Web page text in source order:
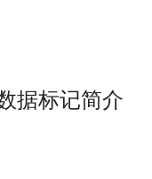
据标记简介